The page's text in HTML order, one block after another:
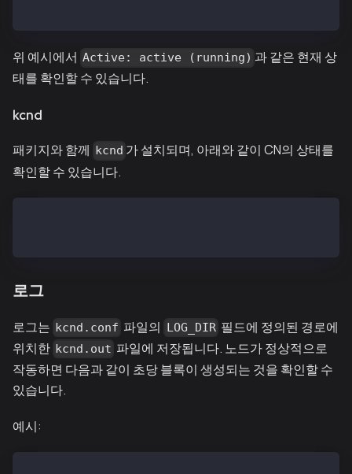
위 예시에서 Active: active (running) 과 같은 현재 상
태를 확인할 수 있습니다.
kcnd
패키지와 함께 kcnd 가 설치되며, 아래와 같이 CN의 상태를
확인할 수 있습니다.
로그
로그는 kcnd.conf 파일의 LOG_DIR 필드에 정의된 경로에
위치한 kcnd.out 파일에 저장됩니다. 노드가 정상적으로
작동하면 다음과 같이 초당 블록이 생성되는 것을 확인할 수
있습니다.
예시: